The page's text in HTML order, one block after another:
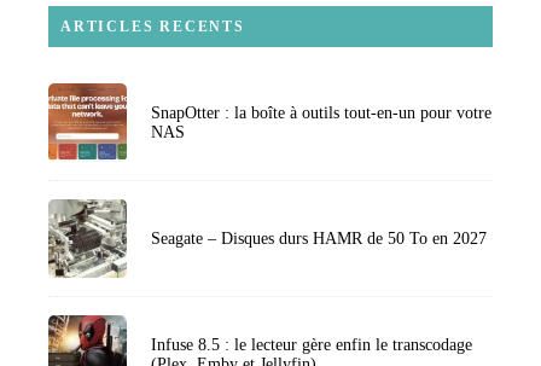
ARTICLES RECENTS
SnapOtter : la boîte à outils tout-en-un pour votre
NAS
Seagate – Disques durs HAMR de 50 To en 2027
Infuse 8.5 : le lecteur gère enfin le transcodage